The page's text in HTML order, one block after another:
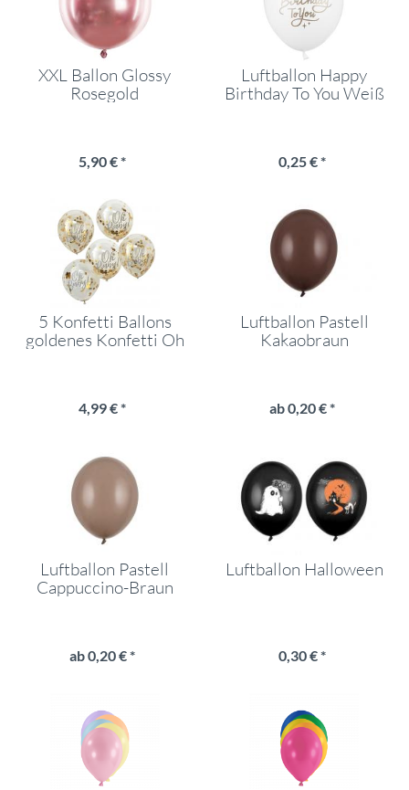
XXL Ballon Glossy
Rosegold
5,90 € *
Luftballon Happy
Birthday To You Weiß
0,25 € *
5 Konfetti Ballons
goldenes Konfetti Oh
4,99 € *
Luftballon Pastell
Kakaobraun
ab 0,20 € *
Luftballon Pastell
Cappuccino-Braun
ab 0,20 € *
Luftballon Halloween
0,30 € *